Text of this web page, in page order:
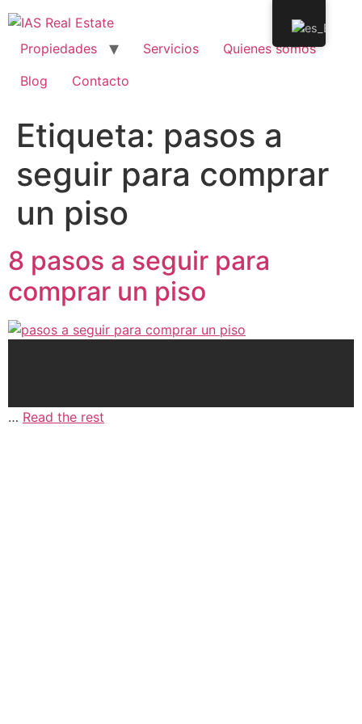
Propiedades Servicios
Quienes somos
Blog
Contacto
Etiqueta: pasos a
seguir para comprar
un piso
8 pasos a seguir para
comprar un piso
… Read the rest